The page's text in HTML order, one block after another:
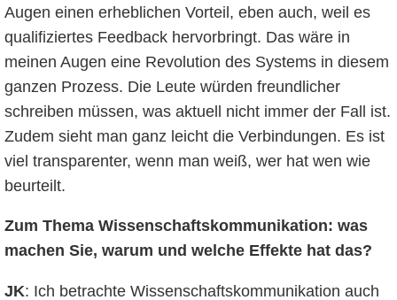
Augen einen erheblichen Vorteil, eben auch, weil es
qualifiziertes Feedback hervorbringt. Das wäre in
meinen Augen eine Revolution des Systems in diesem
ganzen Prozess. Die Leute würden freundlicher
schreiben müssen, was aktuell nicht immer der Fall ist.
Zudem sieht man ganz leicht die Verbindungen. Es ist
viel transparenter, wenn man weiß, wer hat wen wie
beurteilt.
Zum Thema Wissenschaftskommunikation: was
machen Sie, warum und welche Effekte hat das?
JK: Ich betrachte Wissenschaftskommunikation auch